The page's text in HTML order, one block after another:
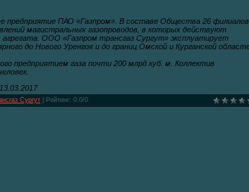
предприятие ПАО «Газпром». В составе Общества 26 филиалов,
магистральных газопроводов, в которых действуют
агрегата. ООО «Газпром трансгаз Сургут» эксплуатирует
до Нового Уренгоя и до границ Омской и Курганской
предприятием газа почти 200 млрд куб. м. Коллектив
Сургут Рейтинг: 0.0/0